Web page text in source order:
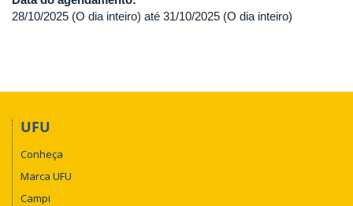
28/10/2025 (O dia inteiro) até 31/10/2025 (O dia inteiro)
UFU
Conheça
Marca UFU
Campi